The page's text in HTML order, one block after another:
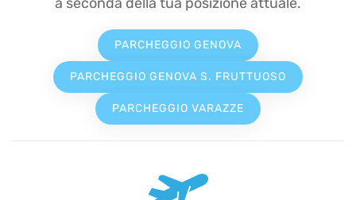
PARCHEGGIO GENOVA
PARCHEGGIO GENOVA S. FRUTTUOSO
PARCHEGGIO VARAZZE